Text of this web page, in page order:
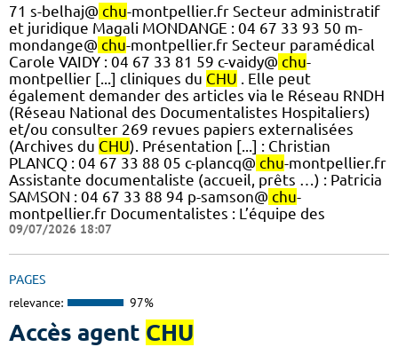
71 s-belhaj@ chu-montpellier.fr Secteur administratif
et juridique Magali MONDANGE : 04 67 33 93 50 m-
mondange@ chu-montpellier.fr Secteur paramédical
Carole VAIDY : 04 67 33 81 59 c-vaidy@ chu-
montpellier [...] cliniques du CHU . Elle peut
également demander des articles via le Réseau RNDH
(Réseau National des Documentalistes Hospitaliers)
et/ou consulter 269 revues papiers externalisées
(Archives du CHU). Présentation [...] : Christian
PLANCQ : 04 67 33 88 05 c-plancq@ chu-montpellier.fr
Assistante documentaliste (accueil, prêts …) : Patricia
SAMSON : 04 67 33 88 94 p-samson@ chu-
montpellier.fr Documentalistes : L’équipe des
09/07/2026 18:07
PAGES
relevance: 97%
Accès agent CHU